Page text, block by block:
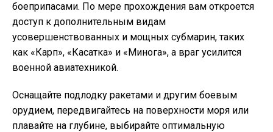
боеприпасами. По мере прохождения вам откроется
доступ к дополнительным видам
усовершенствованных и мощных субмарин, таких
как «Карп», «Касатка» и «Минога», а враг усилится
военной авиатехникой.
Оснащайте подлодку ракетами и другим боевым
орудием, передвигайтесь на поверхности моря или
плавайте на глубине, выбирайте оптимальную